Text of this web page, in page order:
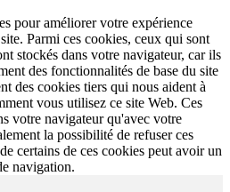
pour améliorer votre expérience
Parmi ces cookies, ceux qui sont
stockés dans votre navigateur, car ils
des fonctionnalités de base du site
des cookies tiers qui nous aident à
vous utilisez ce site Web. Ces
votre navigateur qu'avec votre
la possibilité de refuser ces
certains de ces cookies peut avoir un
navigation.